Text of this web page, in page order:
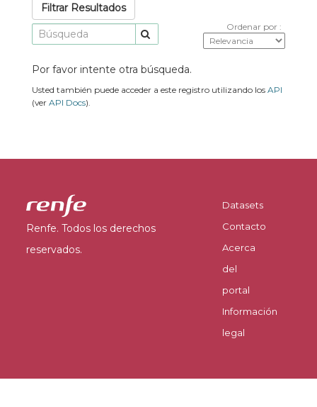
Filtrar Resultados
Ordenar por
Por favor intente otra búsqueda.
Usted también puede acceder a este registro utilizando los API
(ver API Docs).
Renfe. Todos los derechos
reservados.
Datasets
Contacto
Acerca
del
portal
Información
legal